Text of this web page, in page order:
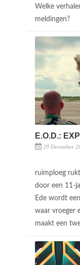
Welke
meldingen?
E.O.D.:
29 December
ruimploeg
door een 11-
Ede wordt
waar vroeger
maakt een